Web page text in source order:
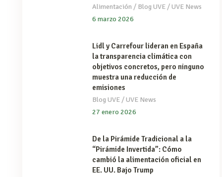
Alimentación / Blog UVE/UVE News
6 marzo 2026
Lidl y Carrefour lideran en España
la transparencia climática con
objetivos concretos, pero ninguno
muestra una reducción de
emisiones
Blog UVE/UVE News
27 enero 2026
De la Pirámide Tradicional a la
“Pirámide Invertida”: Cómo
cambió la alimentación oficial en
EE. UU. Bajo Trump